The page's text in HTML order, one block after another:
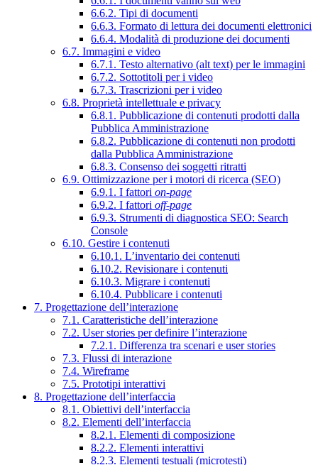
6.6.2. Tipi di documenti
6.6.3. Formato di lettura dei documenti elettronici
6.6.4. Modalità di produzione dei documenti
6.7. Immagini e video
6.7.1. Testo alternativo (alt text) per le immagini
6.7.2. Sottotitoli per i video
6.7.3. Trascrizioni per i video
6.8. Proprietà intellettuale e privacy
6.8.1. Pubblicazione di contenuti prodotti dalla
Pubblica Amministrazione
6.8.2. Pubblicazione di contenuti non prodotti
dalla Pubblica Amministrazione
6.8.3. Consenso dei soggetti ritratti
6.9. Ottimizzazione per i motori di ricerca (SEO)
6.9.1. I fattori on-page
6.9.2. I fattori off-page
6.9.3. Strumenti di diagnostica SEO: Search
Console
6.10. Gestire i contenuti
6.10.1. L’inventario dei contenuti
6.10.2. Revisionare i contenuti
6.10.3. Migrare i contenuti
6.10.4. Pubblicare i contenuti
7. Progettazione dell’interazione
7.1. Caratteristiche dell’interazione
7.2. User stories per definire l’interazione
7.2.1. Differenza tra scenari e user stories
7.3. Flussi di interazione
7.4. Wireframe
7.5. Prototipi interattivi
8. Progettazione dell’interfaccia
8.1. Obiettivi dell’interfaccia
8.2. Elementi dell’interfaccia
8.2.1. Elementi di composizione
8.2.2. Elementi interattivi
8.2.3. Elementi testuali (microtesti)